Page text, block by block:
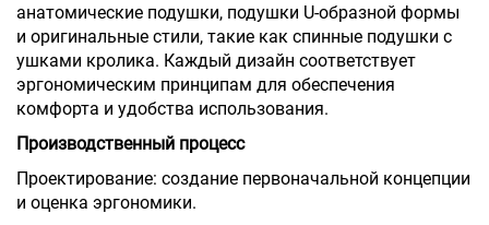
анатомические подушки, подушки U-образной формы
и оригинальные стили, такие как спинные подушки с
ушками кролика. Каждый дизайн соответствует
эргономическим принципам для обеспечения
комфорта и удобства использования.
Производственный процесс
Проектирование: создание первоначальной концепции
и оценка эргономики.